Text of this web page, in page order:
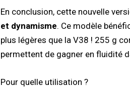
En conclusion, cette nouvelle
et dynamisme. Ce modèle
plus légères que la V38 ! 255 g
permettent de gagner en fluidité
Pour quelle utilisation ?